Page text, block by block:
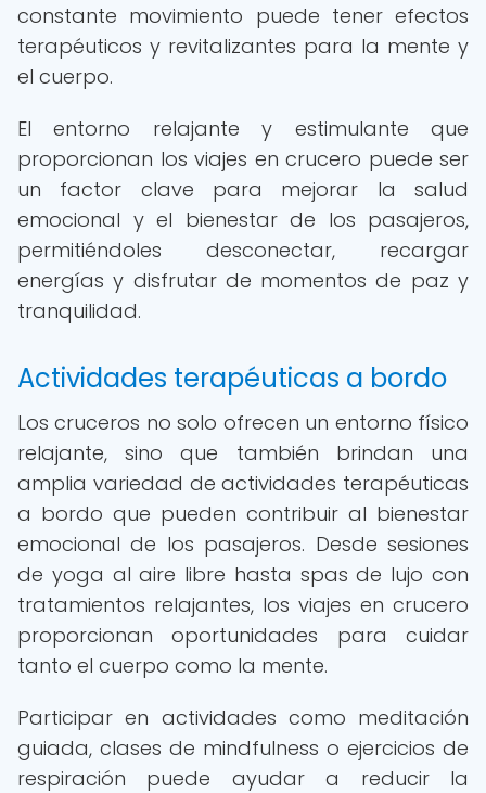
constante movimiento puede tener efectos
terapéuticos y revitalizantes para la mente y
el cuerpo.
El entorno relajante y estimulante que
proporcionan los viajes en crucero puede ser
un factor clave para mejorar la salud
emocional y el bienestar de los pasajeros,
permitiéndoles desconectar, recargar
energías y disfrutar de momentos de paz y
tranquilidad.
Actividades terapéuticas a bordo
Los cruceros no solo ofrecen un entorno físico
relajante, sino que también brindan una
amplia variedad de actividades terapéuticas
a bordo que pueden contribuir al bienestar
emocional de los pasajeros. Desde sesiones
de yoga al aire libre hasta spas de lujo con
tratamientos relajantes, los viajes en crucero
proporcionan oportunidades para cuidar
tanto el cuerpo como la mente.
Participar en actividades como meditación
guiada, clases de mindfulness o ejercicios de
respiración puede ayudar a reducir la